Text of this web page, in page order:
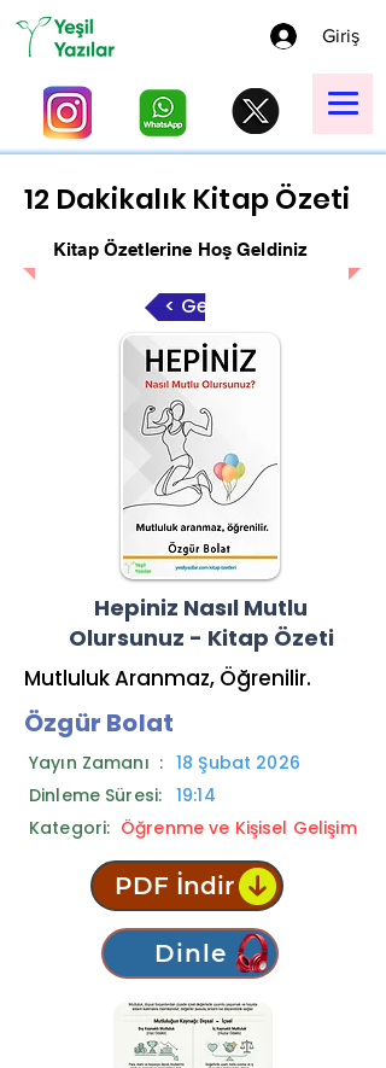
Giriş
12 Dakikalık Kitap Özeti
Kitap Özetlerine Hoş Geldiniz
Hepiniz Nasıl Mutlu
Olursunuz - Kitap Özeti
Mutluluk Aranmaz, Öğrenilir.
Özgür Bolat
Yayın Zamanı : 18 Şubat 2026
Dinleme Süresi: 19:14
Kategori: Öğrenme ve Kişisel Gelişim
PDF İndir
Dinle
< Geri